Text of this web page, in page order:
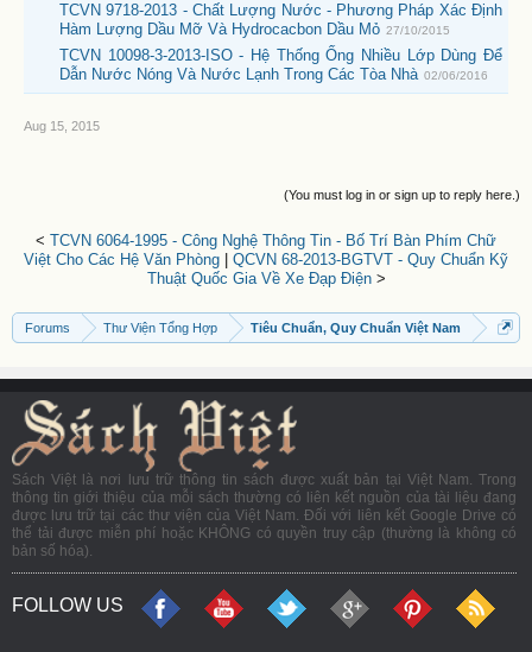
TCVN 9718-2013 - Chất Lượng Nước - Phương Pháp Xác Định
Hàm Lượng Dầu Mỡ Và Hydrocacbon Dầu Mỏ 27/10/2015
TCVN 10098-3-2013-ISO - Hệ Thống Ống Nhiều Lớp Dùng Để
Dẫn Nước Nóng Và Nước Lạnh Trong Các Tòa Nhà 02/06/2016
Aug 15, 2015
(You must log in or sign up to reply here.)
< TCVN 6064-1995 - Công Nghệ Thông Tin - Bố Trí Bàn Phím Chữ
Việt Cho Các Hệ Văn Phòng
QCVN 68-2013-BGTVT - Quy Chuẩn Kỹ
Thuật Quốc Gia Về Xe Đạp Điện>
Forums Thư Viện Tổng Hợp Tiêu Chuẩn, Quy Chuẩn Việt Nam
Sách Việt là nơi lưu trữ thông tin sách được xuất bản tại Việt Nam. Trong
thông tin giới thiệu của mỗi sách thường có liên kết nguồn của tài liệu đang
được lưu trữ tại các thư viện của Việt Nam. Đối với liên kết Google Drive có
thể tải được miễn phí hoặc KHÔNG có quyền truy cập (thường là không có
bản số hóa).
FOLLOW US